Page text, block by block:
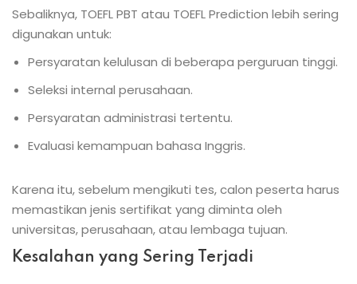
Sebaliknya, TOEFL PBT atau TOEFL Prediction lebih sering
digunakan untuk:
Persyaratan kelulusan di beberapa perguruan tinggi.
Seleksi internal perusahaan.
Persyaratan administrasi tertentu.
Evaluasi kemampuan bahasa Inggris.
Karena itu, sebelum mengikuti tes, calon peserta harus
memastikan jenis sertifikat yang diminta oleh
universitas, perusahaan, atau lembaga tujuan.
Kesalahan yang Sering Terjadi